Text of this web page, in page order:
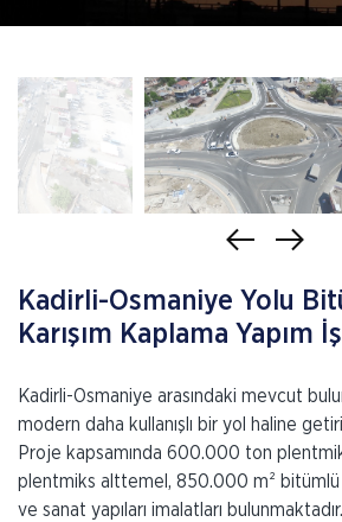
Kadirli-Osmaniye Yolu
Karışım Kaplama Yapım
Kadirli-Osmaniye arasındaki mevcut
modern daha kullanışlı bir yol haline
Proje kapsamında 600.000 ton
plentmiks alttemel, 850.000 m² bitümlü
ve sanat yapıları imalatları bulunmaktadır.